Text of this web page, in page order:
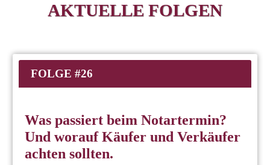
AKTUELLE FOLGEN
FOLGE #26
Was passiert beim Notartermin?
Und worauf Käufer und Verkäufer
achten sollten.